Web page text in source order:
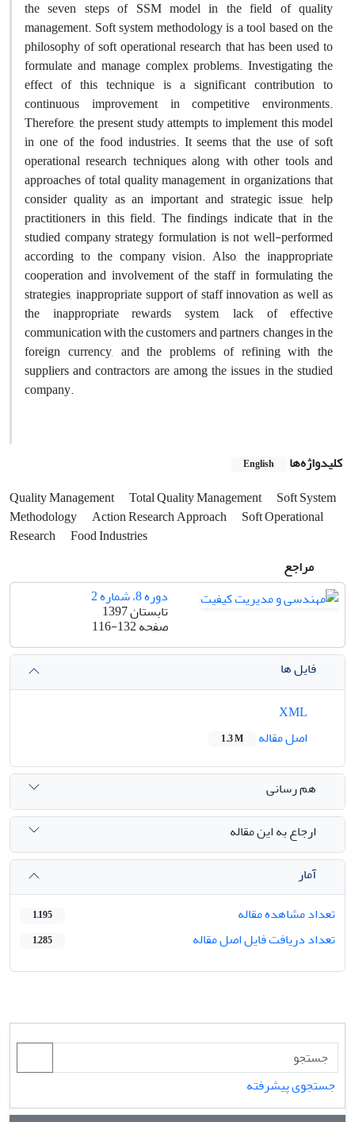
the seven steps of SSM model in the field of quality
management. Soft system methodology is a tool based on the
philosophy of soft operational research that has been used to
formulate and manage complex problems. Investigating the
effect of this technique is a significant contribution to
continuous improvement in competitive environments.
Therefore, the present study attempts to implement this model
in one of the food industries. It seems that the use of soft
operational research techniques along with other tools and
approaches of total quality management, in organizations that
consider quality as an important and strategic issue, help
practitioners in this field. The findings indicate that in the
studied company strategy formulation is not well-performed
according to the company vision. Also, the inappropriate
cooperation and involvement of the staff in formulating the
strategies, inappropriate support of staff innovation as well as
the inappropriate rewards system, lack of effective
communication with the customers and partners, changes in the
foreign currency, and the problems of refining with the
suppliers and contractors are among the issues in the studied
company.
کلیدواژه‌ها English
Quality Management Total Quality Management
Soft System
Methodology
Action Research Approach
Soft Operational
Research
Food Industries
مراجع
دوره 8، شماره 2
تابستان 1397
صفحه116-132
فایل ها
اصل مقاله
1.3 M
هم رسانی
ارجاع به این مقاله
آمار
تعداد مشاهده مقاله
1,195
تعداد دریافت فایل اصل مقاله 1,285
جستجوی پیشرفته